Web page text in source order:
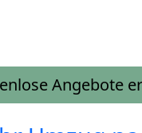
Angebote